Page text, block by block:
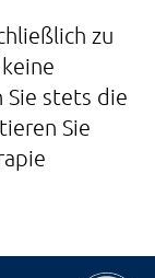
zu
Sie stets die
Sie